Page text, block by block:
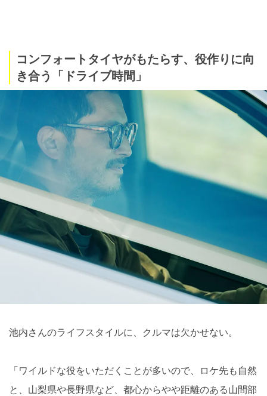
コンフォートタイヤがもたらす、役作りに向
き合う「ドライブ時間」
池内さんのライフスタイルに、クルマは欠かせない。
「ワイルドな役をいただくことが多いので、ロケ先も自然
と、山梨県や長野県など、都心からやや距離のある山間部